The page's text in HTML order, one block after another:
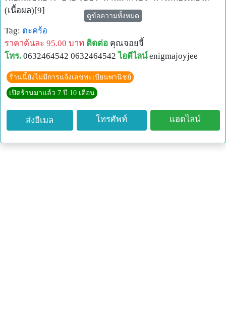
(เนื้อผล)[9]
เปลือกต้นเป็นยาสมานท้อง (เปลือกต้น)[1],[2]
ช่วยแก้อาการท้องร่วง (เปลือกต้น)[1],[2],[5] บ้างว่าใช้แก้บิด
มูกเลือดได้ด้วย โดยนำเปลือกต้นมาตำกิน (เปลือกต้น)[9]
เปลือกต้นตะคร้อนำมาแช่กับน้ำดื่มแก้อาการท้องเสีย โดยใช้
ร่วมกับเปลือกต้นมะกอก เปลือกต้นเป๋ยเบาะ เปลือกต้นตะคร้ำ
(เปลือกต้น)[4]
ช่วยขับปัสสาวะ (ทั้งห้า)[8]
ทั้งห้าส่วนเป็นยาแก้ริดสีดวงภายนอกและภายใน (ทั้งห้า)[8]
น้ำต้มจากเปลือกต้นตะคร้อช่วยรักษาอาการปวดประจำเดือน
ดูข้อความทั้งหมด
Tag: ตะคร้อ
ราคาต้นละ 95.00 บาท ติดต่อ คุณจอยจี้
โทร. 0632464542 0632464542 ไอดีไลน์ enigmajoyjee
ร้านนี้ยังไม่มีการแจ้งเลขทะเบียนพานิชย์
เปิดร้านมาแล้ว 7 ปี 10 เดือน
ส่งอีเมล โทรศัพท์ แอดไลน์